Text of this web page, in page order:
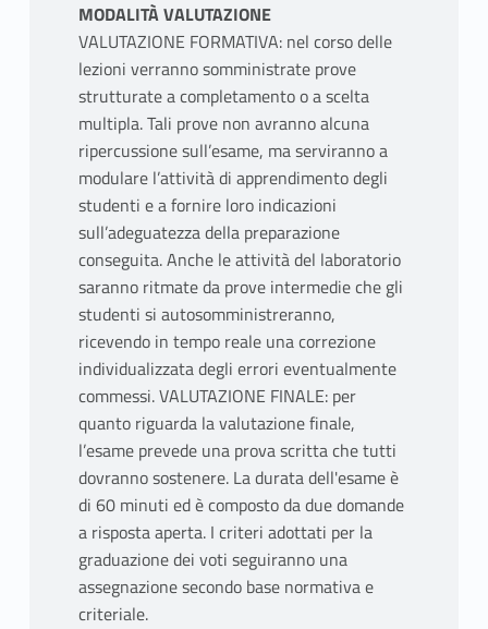
MODALITÀ VALUTAZIONE
VALUTAZIONE FORMATIVA: nel corso delle
lezioni verranno somministrate prove
strutturate a completamento o a scelta
multipla. Tali prove non avranno alcuna
ripercussione sull’esame, ma serviranno a
modulare l’attività di apprendimento degli
studenti e a fornire loro indicazioni
sull’adeguatezza della preparazione
conseguita. Anche le attività del laboratorio
saranno ritmate da prove intermedie che gli
studenti si autosomministreranno,
ricevendo in tempo reale una correzione
individualizzata degli errori eventualmente
commessi. VALUTAZIONE FINALE: per
quanto riguarda la valutazione finale,
l’esame prevede una prova scritta che tutti
dovranno sostenere. La durata dell'esame è
di 60 minuti ed è composto da due domande
a risposta aperta. I criteri adottati per la
graduazione dei voti seguiranno una
assegnazione secondo base normativa e
criteriale.